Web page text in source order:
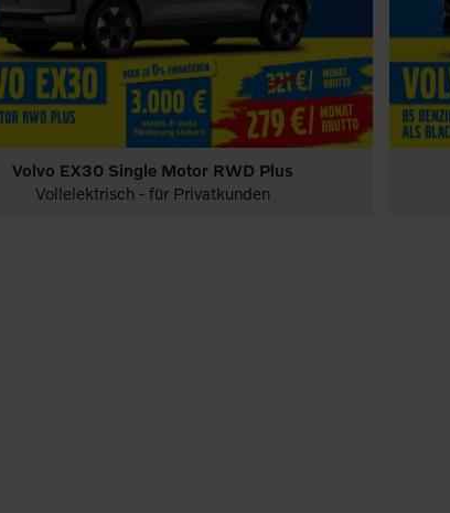
Deals sichern & sparen! e-auto-förderung
Volvo EX30 Single Motor RWD Plus
Vollelektrisch - für Privatkunden